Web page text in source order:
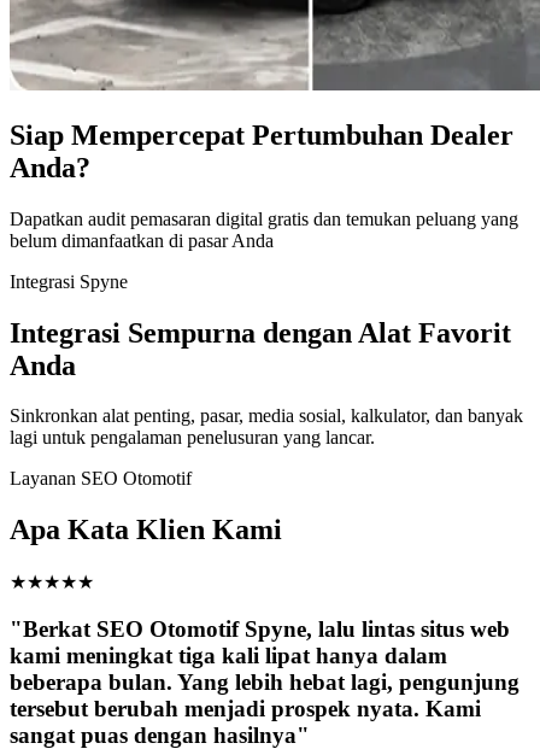
Siap Mempercepat Pertumbuhan Dealer
Anda?
Dapatkan audit pemasaran digital gratis dan temukan peluang yang
belum dimanfaatkan di pasar Anda
Integrasi Spyne
Integrasi Sempurna dengan Alat Favorit
Anda
Sinkronkan alat penting, pasar, media sosial, kalkulator, dan banyak
lagi untuk pengalaman penelusuran yang lancar.
Layanan SEO Otomotif
Apa Kata Klien Kami
★★★★★
"Berkat SEO Otomotif Spyne, lalu lintas situs web
kami meningkat tiga kali lipat hanya dalam
beberapa bulan. Yang lebih hebat lagi, pengunjung
tersebut berubah menjadi prospek nyata. Kami
sangat puas dengan hasilnya"